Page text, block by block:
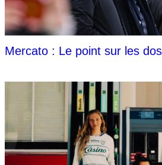
Mercato : Le point sur les